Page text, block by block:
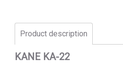
Product description
KANE KA-22